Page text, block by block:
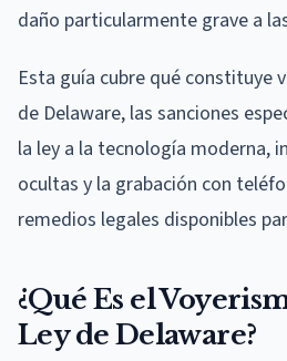
daño particularmente grave a
Esta guía cubre qué constituye
de Delaware, las sanciones
la ley a la tecnología moderna,
ocultas y la grabación con
remedios legales disponibles
¿Qué Es el
Ley de Delaware?